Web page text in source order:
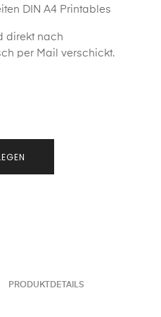
DIN A4 Printables
direkt nach
per Mail verschickt.
PRODUKTDETAILS